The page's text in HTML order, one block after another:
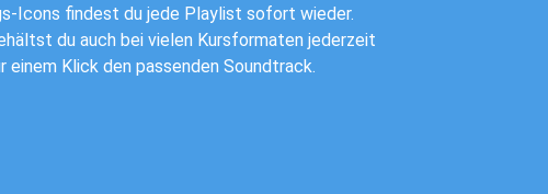
Icons findest du jede Playlist sofort wieder.
du auch bei vielen Kursformaten jederzeit
Klick den passenden Soundtrack.